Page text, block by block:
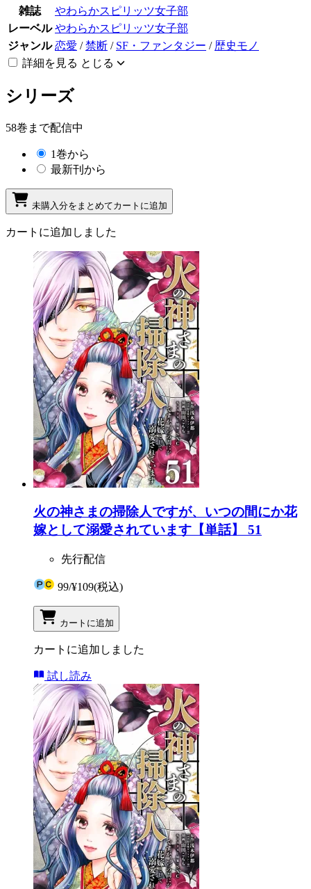
雑誌
やわらかスピリッツ女子部
レーベル やわらかスピリッツ女子部
ジャンル 恋愛 /禁断 / SF・ファンタジー / 歴史モノ
詳細を見る とじる
シリーズ
58巻まで配信中
1巻から
最新刊から
未購入分をまとめてカートに追加
カートに追加しました
火の神さまの掃除人ですが、いつの間にか花
嫁として溺愛されています【単話】 51
先行配信
99/¥109(税込)
カートに追加
カートに追加しました
試し読み